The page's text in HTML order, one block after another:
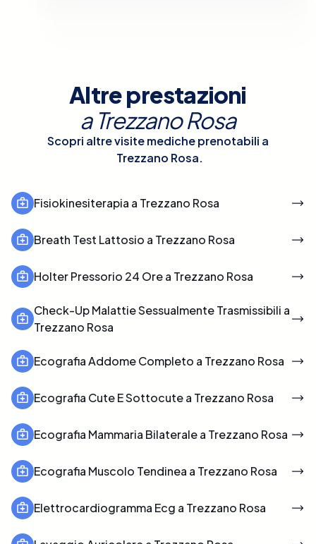
Altre prestazioni
a Trezzano Rosa
Scopri altre visite mediche prenotabili a
Trezzano Rosa.
Fisiokinesiterapia a Trezzano Rosa
Breath Test Lattosio a Trezzano Rosa
Holter Pressorio 24 Ore a Trezzano Rosa
Check-Up Malattie Sessualmente Trasmissibili a
Trezzano Rosa
Ecografia Addome Completo a Trezzano Rosa
Ecografia Cute E Sottocute a Trezzano Rosa
Ecografia Mammaria Bilaterale a Trezzano Rosa
Ecografia Muscolo Tendinea a Trezzano Rosa
Elettrocardiogramma Ecg a Trezzano Rosa